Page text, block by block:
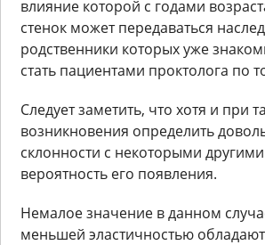
влияние которой с годами
стенок может передаваться
родственники которых уже
стать пациентами проктолога по
Следует заметить, что хотя и
возникновения определить
склонности с некоторыми
вероятность его появления.
Немалое значение в данном
меньшей эластичностью